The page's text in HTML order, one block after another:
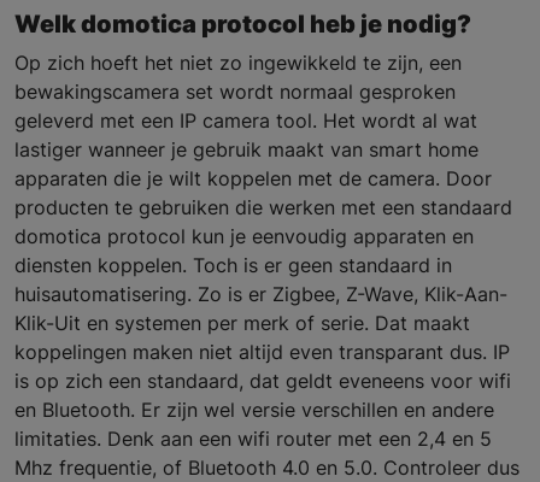
Welk domotica protocol heb je nodig?
Op zich hoeft het niet zo ingewikkeld te zijn, een
bewakingscamera set wordt normaal gesproken
geleverd met een IP camera tool. Het wordt al wat
lastiger wanneer je gebruik maakt van smart home
apparaten die je wilt koppelen met de camera. Door
producten te gebruiken die werken met een standaard
domotica protocol kun je eenvoudig apparaten en
diensten koppelen. Toch is er geen standaard in
huisautomatisering. Zo is er Zigbee, Z-Wave, Klik-Aan-
Klik-Uit en systemen per merk of serie. Dat maakt
koppelingen maken niet altijd even transparant dus. IP
is op zich een standaard, dat geldt eveneens voor wifi
en Bluetooth. Er zijn wel versie verschillen en andere
limitaties. Denk aan een wifi router met een 2,4 en 5
Mhz frequentie, of Bluetooth 4.0 en 5.0. Controleer dus